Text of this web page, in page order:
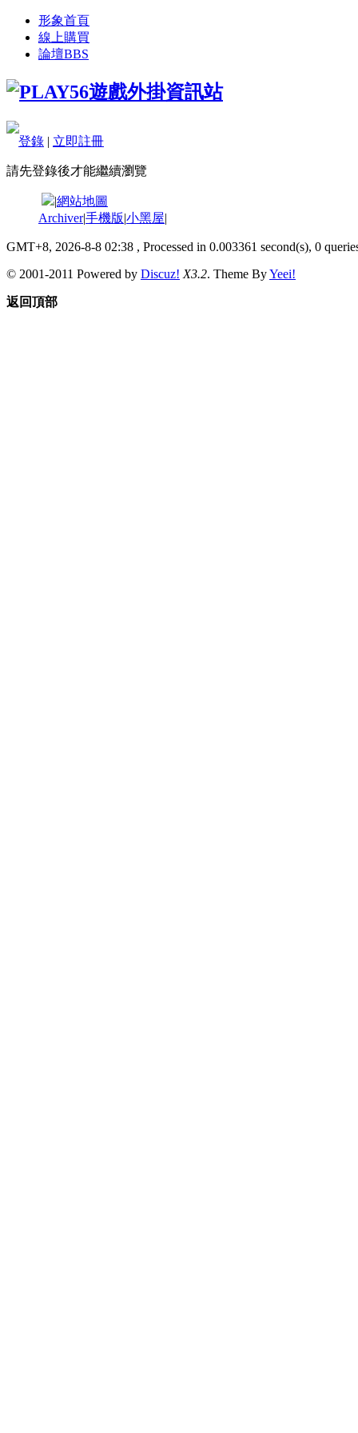
形象首頁
線上購買
論壇BBS
登錄 | 立即註冊
請先登錄後才能繼續瀏覽
|網站地圖
Archiver|手機版|小黑屋|
GMT+8, 2026-8-8 02:38 , Processed in 0.003361 second(s), 0
© 2001-2011 Powered by Discuz! X3.2. Theme ByYeei!
返回頂部